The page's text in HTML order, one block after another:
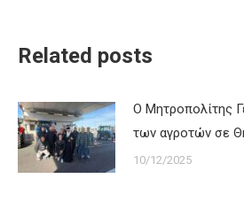
Related posts
Ο Μητροπολίτης
των αγροτών σε
10/12/2025